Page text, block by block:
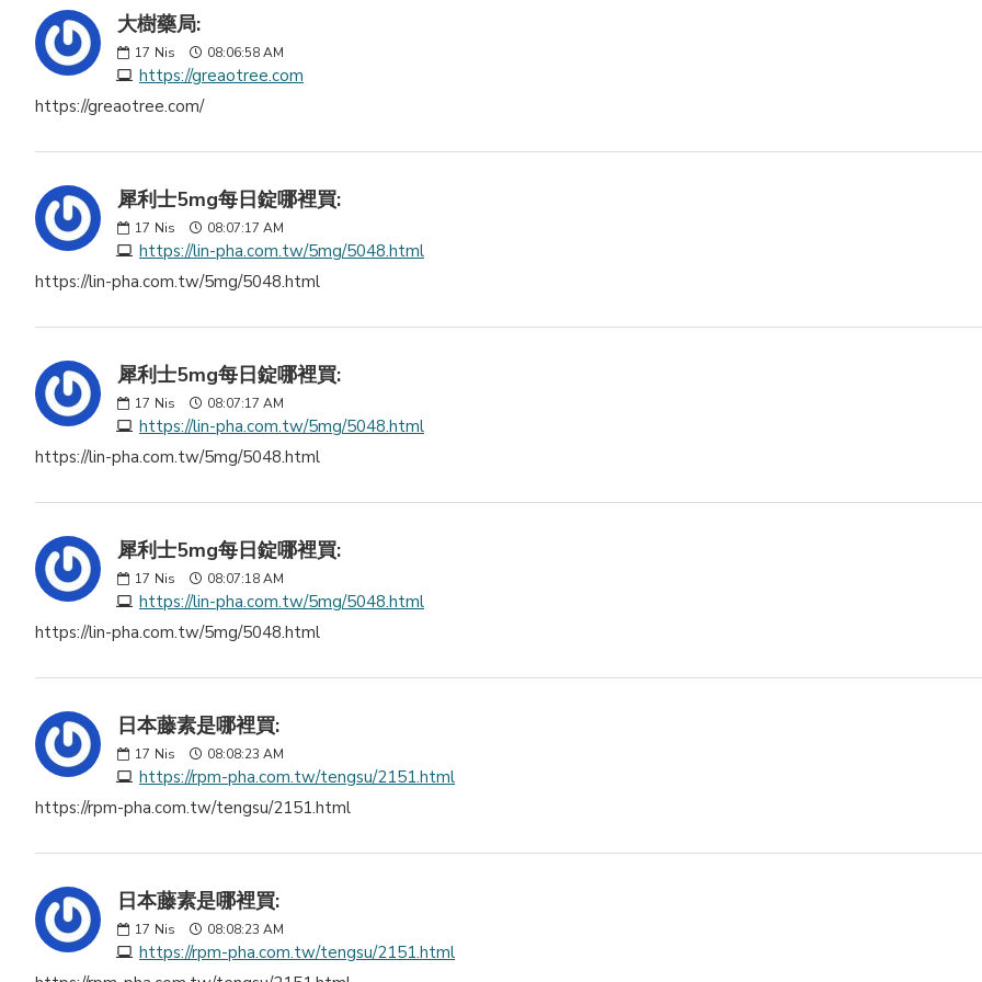
大樹藥局:
17 Nis 08:06:58 AM
https://greaotree.com
https://greaotree.com/
犀利士5mg每日錠哪裡買:
17 Nis 08:07:17 AM
https://lin-pha.com.tw/5mg/5048.html
https://lin-pha.com.tw/5mg/5048.html
犀利士5mg每日錠哪裡買:
17 Nis 08:07:17 AM
https://lin-pha.com.tw/5mg/5048.html
https://lin-pha.com.tw/5mg/5048.html
犀利士5mg每日錠哪裡買:
17 Nis 08:07:18 AM
https://lin-pha.com.tw/5mg/5048.html
https://lin-pha.com.tw/5mg/5048.html
日本藤素是哪裡買:
17 Nis 08:08:23 AM
https://rpm-pha.com.tw/tengsu/2151.html
https://rpm-pha.com.tw/tengsu/2151.html
日本藤素是哪裡買:
17 Nis 08:08:23 AM
https://rpm-pha.com.tw/tengsu/2151.html